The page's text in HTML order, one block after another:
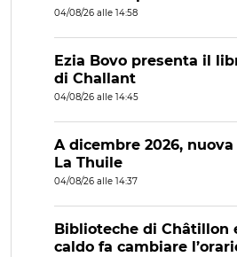
04/08/26 alle 14:58
Ezia Bovo presenta il
di Challant
04/08/26 alle 14:45
A dicembre 2026,
La Thuile
04/08/26 alle 14:37
Biblioteche di Châtillon
caldo fa cambiare